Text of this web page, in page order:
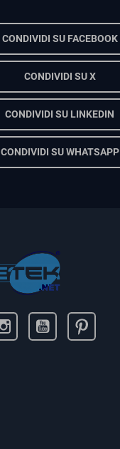
CONDIVIDI SU FACEBOOK
CONDIVIDI SU X
CONDIVIDI SU LINKEDIN
CONDIVIDI SU WHATSAPP